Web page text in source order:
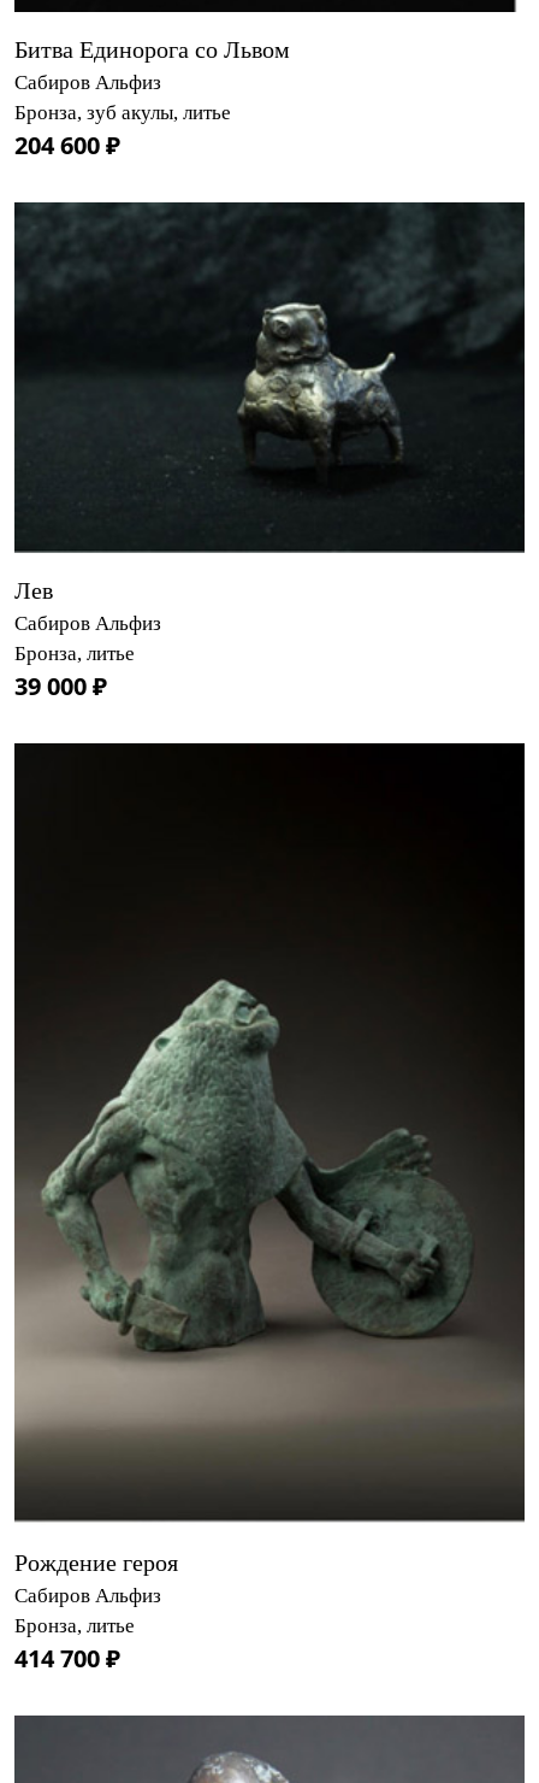
Битва Единорога со Львом
Сабиров Альфиз
Бронза, зуб акулы, литье
204 600 ₽
Лев
Сабиров Альфиз
Бронза, литье
39 000 ₽
Рождение героя
Сабиров Альфиз
Бронза, литье
414 700 ₽